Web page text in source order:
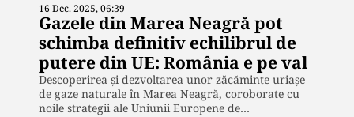
16 Dec. 2025, 06:39
Gazele din Marea Neagră pot
schimba definitiv echilibrul de
putere din UE: România e pe val
Descoperirea și dezvoltarea unor zăcăminte uriașe
de gaze naturale în Marea Neagră, coroborate cu
noile strategii ale Uniunii Europene de…